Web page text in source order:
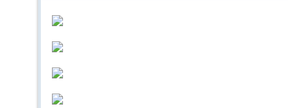
Nevasport Chile
Revista NIX
Metiendo Cantos